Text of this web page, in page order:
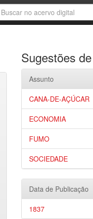
Sugestões
Assunto
CANA-DE-AÇÚCAR
ECONOMIA
FUMO
SOCIEDADE
Data de Publicação
1837